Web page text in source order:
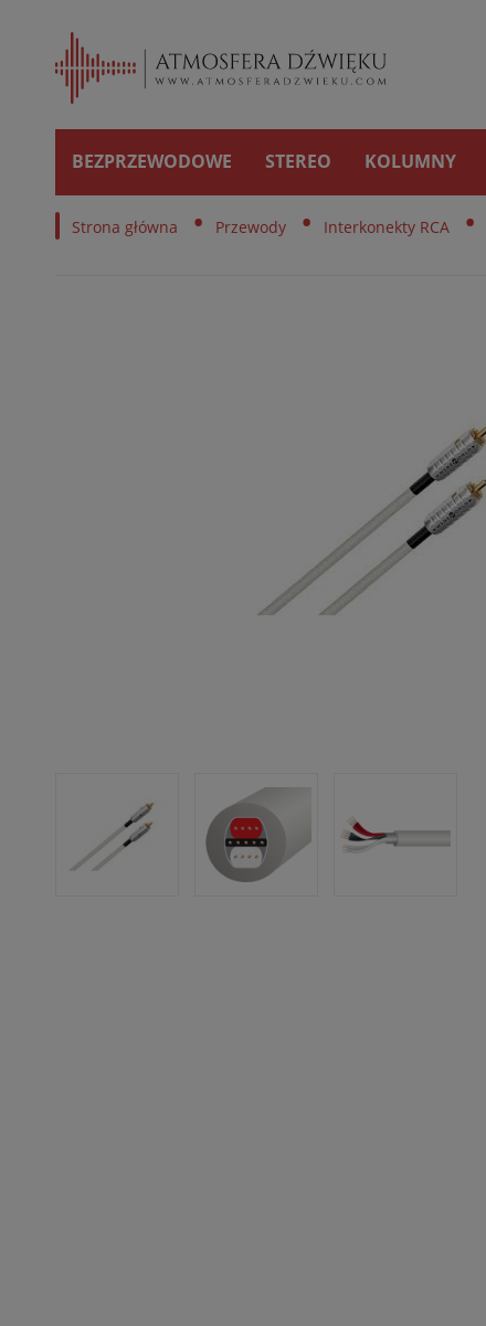
BEZPRZEWODOWE STEREO KOLUMNY
Strona główna • Przewody • Interkonekty RCA •